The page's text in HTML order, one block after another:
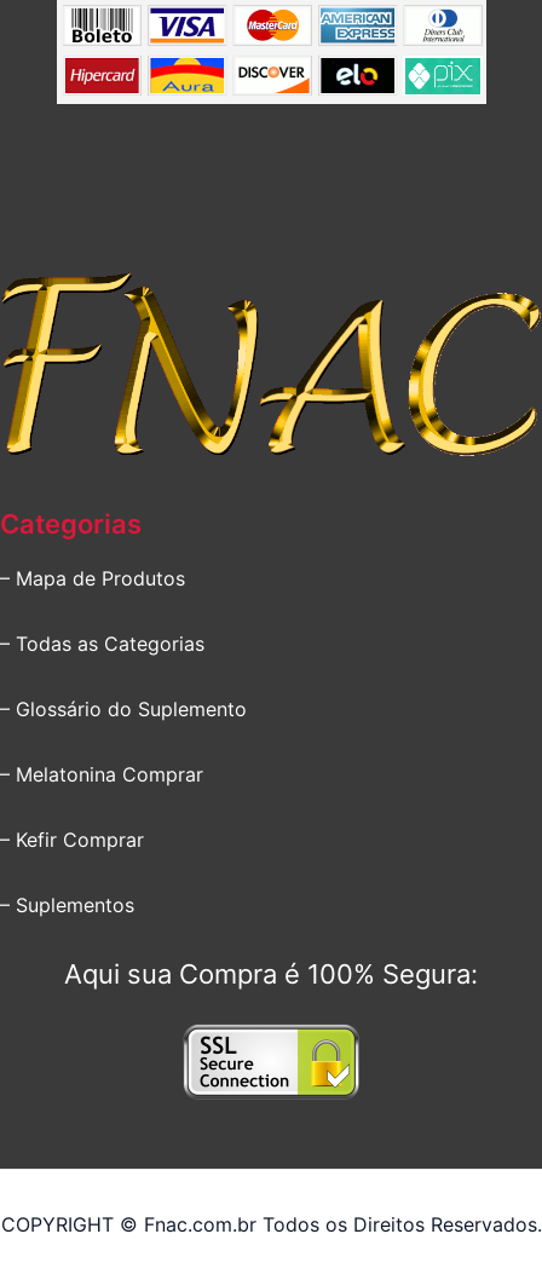
Categorias
– Mapa de Produtos
– Todas as Categorias
– Glossário do Suplemento
– Melatonina Comprar
– Kefir Comprar
– Suplementos
Aqui sua Compra é 100% Segura:
COPYRIGHT © Fnac.com.br Todos os Direitos Reservados.